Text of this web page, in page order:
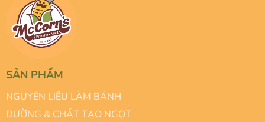
SẢN PHẨM
NGUYÊN LIỆU LÀM BÁNH
ĐƯỜNG & CHẤT TẠO NGỌT